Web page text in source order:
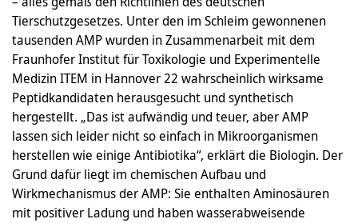
Tierschutzgesetzes. Unter den im Schleim gewonnenen
tausenden AMP wurden in Zusammenarbeit mit dem
Fraunhofer Institut für Toxikologie und Experimentelle
Medizin ITEM in Hannover 22 wahrscheinlich wirksame
Peptidkandidaten herausgesucht und synthetisch
hergestellt. „Das ist aufwändig und teuer, aber AMP
lassen sich leider nicht so einfach in Mikroorganismen
herstellen wie einige Antibiotika“, erklärt die Biologin. Der
Grund dafür liegt im chemischen Aufbau und
Wirkmechanismus der AMP: Sie enthalten Aminosäuren
mit positiver Ladung und haben wasserabweisende